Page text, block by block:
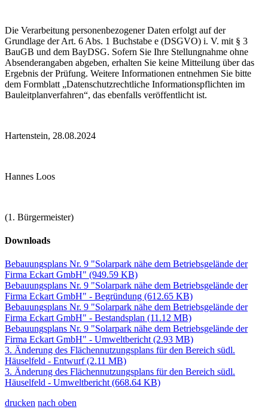
Die Verarbeitung personenbezogener Daten erfolgt auf der
Grundlage der Art. 6 Abs. 1 Buchstabe e (DSGVO) i. V. mit § 3
BauGB und dem BayDSG. Sofern Sie Ihre Stellungnahme ohne
Absenderangaben abgeben, erhalten Sie keine Mitteilung über das
Ergebnis der Prüfung. Weitere Informationen entnehmen Sie bitte
dem Formblatt „Datenschutzrechtliche Informationspflichten im
Bauleitplanverfahren“, das ebenfalls veröffentlicht ist.
Hartenstein, 28.08.2024
Hannes Loos
(1. Bürgermeister)
Downloads
Bebauungsplans Nr. 9 "Solarpark nähe dem Betriebsgelände der
Firma Eckart GmbH" (949.59 KB)
Bebauungsplans Nr. 9 "Solarpark nähe dem Betriebsgelände der
Firma Eckart GmbH" - Begründung (612.65 KB)
Bebauungsplans Nr. 9 "Solarpark nähe dem Betriebsgelände der
Firma Eckart GmbH" - Bestandsplan (11.12 MB)
Bebauungsplans Nr. 9 "Solarpark nähe dem Betriebsgelände der
Firma Eckart GmbH" - Umweltbericht(2.93 MB)
3. Änderung des Flächennutzungsplans für den Bereich südl.
Häuselfeld - Entwurf(2.11 MB)
3. Änderung des Flächennutzungsplans für den Bereich südl.
Häuselfeld - Umweltbericht(668.64 KB)
drucken nach oben